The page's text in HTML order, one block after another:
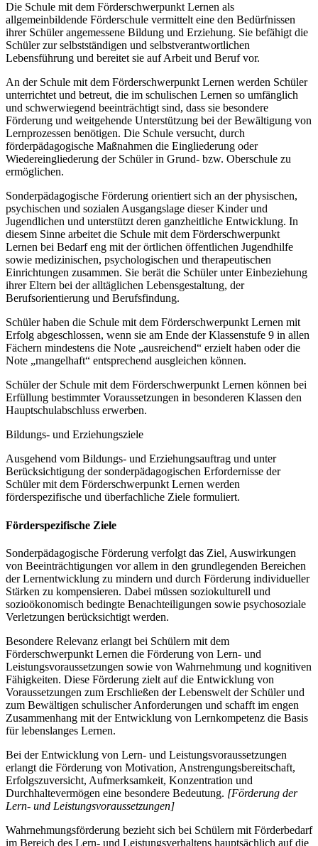
Die Schule mit dem Förderschwerpunkt Lernen als
allgemeinbildende Förderschule vermittelt eine den Bedürfnissen
ihrer Schüler angemessene Bildung und Erziehung. Sie befähigt die
Schüler zur selbstständigen und selbstverantwortlichen
Lebensführung und bereitet sie auf Arbeit und Beruf vor.
An der Schule mit dem Förderschwerpunkt Lernen werden Schüler
unterrichtet und betreut, die im schulischen Lernen so umfänglich
und schwerwiegend beeinträchtigt sind, dass sie besondere
Förderung und weitgehende Unterstützung bei der Bewältigung von
Lernprozessen benötigen. Die Schule versucht, durch
förderpädagogische Maßnahmen die Eingliederung oder
Wiedereingliederung der Schüler in Grund- bzw. Oberschule zu
ermöglichen.
Sonderpädagogische Förderung orientiert sich an der physischen,
psychischen und sozialen Ausgangslage dieser Kinder und
Jugendlichen und unterstützt deren ganzheitliche Entwicklung. In
diesem Sinne arbeitet die Schule mit dem Förderschwerpunkt
Lernen bei Bedarf eng mit der örtlichen öffentlichen Jugendhilfe
sowie medizinischen, psychologischen und therapeutischen
Einrichtungen zusammen. Sie berät die Schüler unter Einbeziehung
ihrer Eltern bei der alltäglichen Lebensgestaltung, der
Berufsorientierung und Berufsfindung.
Schüler haben die Schule mit dem Förderschwerpunkt Lernen mit
Erfolg abgeschlossen, wenn sie am Ende der Klassenstufe 9 in allen
Fächern mindestens die Note „ausreichend“ erzielt haben oder die
Note „mangelhaft“ entsprechend ausgleichen können.
Schüler der Schule mit dem Förderschwerpunkt Lernen können bei
Erfüllung bestimmter Voraussetzungen in besonderen Klassen den
Hauptschulabschluss erwerben.
Bildungs- und Erziehungsziele
Ausgehend vom Bildungs- und Erziehungsauftrag und unter
Berücksichtigung der sonderpädagogischen Erfordernisse der
Schüler mit dem Förderschwerpunkt Lernen werden
förderspezifische und überfachliche Ziele formuliert.
Förderspezifische Ziele
Sonderpädagogische Förderung verfolgt das Ziel, Auswirkungen
von Beeinträchtigungen vor allem in den grundlegenden Bereichen
der Lernentwicklung zu mindern und durch Förderung individueller
Stärken zu kompensieren. Dabei müssen soziokulturell und
sozioökonomisch bedingte Benachteiligungen sowie psychosoziale
Verletzungen berücksichtigt werden.
Besondere Relevanz erlangt bei Schülern mit dem
Förderschwerpunkt Lernen die Förderung von Lern- und
Leistungsvoraussetzungen sowie von Wahrnehmung und kognitiven
Fähigkeiten. Diese Förderung zielt auf die Entwicklung von
Voraussetzungen zum Erschließen der Lebenswelt der Schüler und
zum Bewältigen schulischer Anforderungen und schafft im engen
Zusammenhang mit der Entwicklung von Lernkompetenz die Basis
für lebenslanges Lernen.
Bei der Entwicklung von Lern- und Leistungsvoraussetzungen
erlangt die Förderung von Motivation, Anstrengungsbereitschaft,
Erfolgszuversicht, Aufmerksamkeit, Konzentration und
Durchhaltevermögen eine besondere Bedeutung. [Förderung der
Lern- und Leistungsvoraussetzungen]
Wahrnehmungsförderung bezieht sich bei Schülern mit Förderbedarf
im Bereich des Lern- und Leistungsverhaltens hauptsächlich auf die